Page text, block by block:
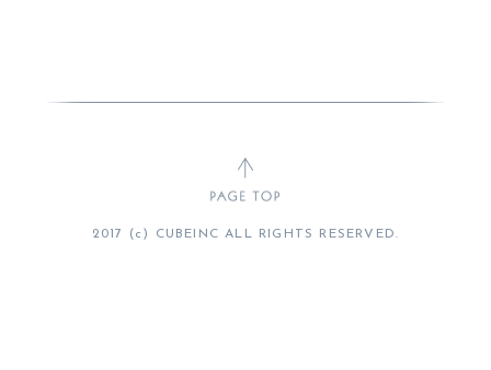
2017 (c) CUBEINC ALL RIGHTS RESERVED.